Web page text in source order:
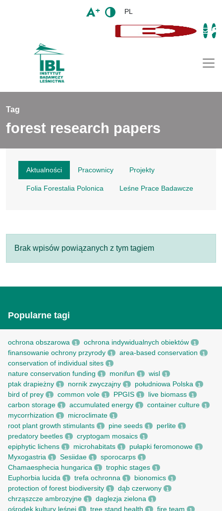
PL
Tag
forest research papers
Aktualności Pracownicy Projekty
Folia Forestalia Polonica Leśne Prace Badawcze
Brak wpisów powiązanych z tym tagiem
Popularne tagi
ochrona obszarowa 1 ochrona indywidualnych obiektów 1
finansowanie ochrony przyrody 1 area-based conservation 1
conservation of individual sites 1
nature conservation funding 1 monifun 1 wisl 1
ptak drapieżny 1 nornik zwyczajny 1 południowa Polska 1
bird of prey 1 common vole 1 PPGIS 1 live biomass 1
carbon storage 1 accumulated energy 1 container culture 1
mycorrhization 1 microclimate 1
root рlant growth stimulants 1 pine seeds 1 perlite 1
predatory beetles 1 cryptogam mosaics 1
epiphytic lichens 1 microhabitats 1 pułapki feromonowe 1
Myxogastria 1 Sesiidae 1 sporocarps 1
Chamaesphecia hungarica 1 trophic stages 1
Euphorbia lucida 1 trefa ochronna 1 bionomics 1
protection of forest biodiversity 1 dąb czerwony 1
chrząszcze ambrozyjne 1 daglezja zielona 1
ośrodek kultury leśnej tree stand health fire team